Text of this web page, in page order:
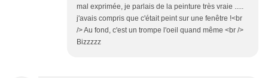
mal exprimée, je parlais de la peinture très vraie .....
j'avais compris que c'était peint sur une fenêtre !<br
/> Au fond, c'est un trompe l'oeil quand même <br />
Bizzzzz